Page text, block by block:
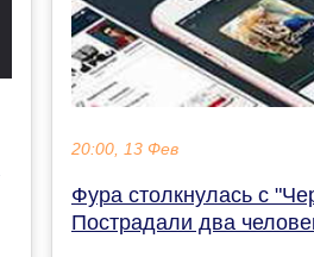
20:00, 13 Фев
Фура столкнулась с
Пострадали два